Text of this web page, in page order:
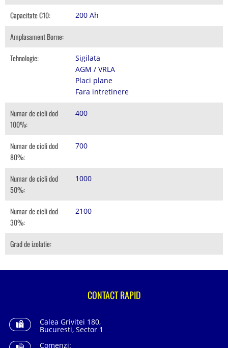
Capacitate C10: 200 Ah
Amplasament Borne:
Tehnologie:
Sigilata
AGM / VRLA
Placi plane
Fara intretinere
Numar de cicli dod
100%:
400
Numar de cicli dod
80%:
700
Numar de cicli dod
50%:
1000
Numar de cicli dod
30%:
2100
Grad de izolatie:
CONTACT RAPID
Calea Grivitei 180,
Bucuresti, Sector 1
Comenzi: